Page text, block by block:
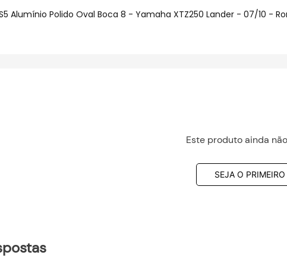
Alumínio Polido Oval Boca 8 - Yamaha XTZ250 Lander - 07/10 -
Este produto ainda
SEJA O PRIMEIRO